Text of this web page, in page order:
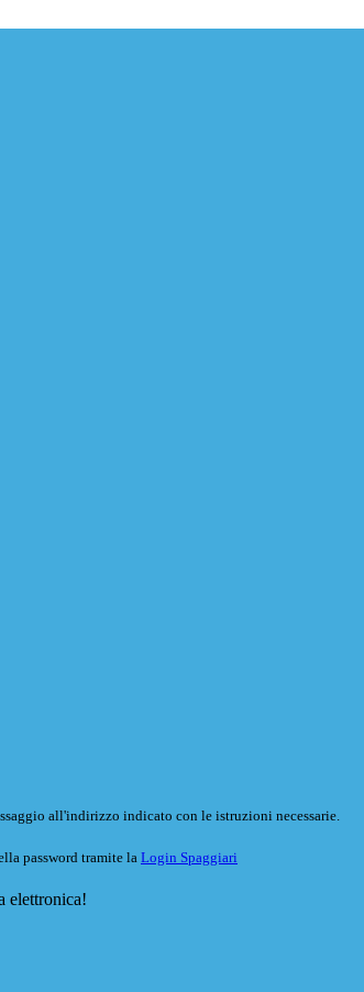
all'indirizzo indicato con le istruzioni necessarie.
password tramite la Login Spaggiari
elettronica!